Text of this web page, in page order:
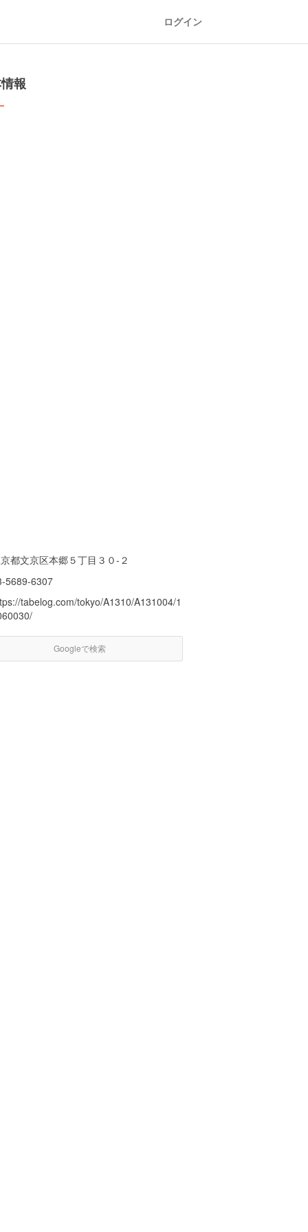
ログイン
報
都文京区本郷５丁目３０-２
5689-6307
tabelog.com/tokyo/A1310/A131004/1
Googleで検索